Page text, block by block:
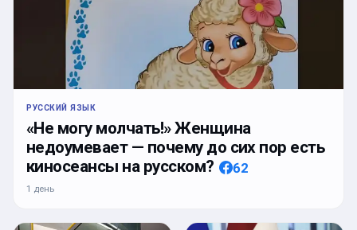
РУССКИЙ ЯЗЫК
«Не могу молчать!» Женщина
недоумевает — почему до сих пор есть
киносеансы на русском?
62
1 день